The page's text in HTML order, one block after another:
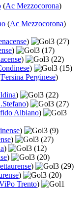
(Ac Mezzocorona)
(Ac Mezzocorona)
) 3 (27)
) 3 (17)
) 3 (22)
) 3 (15)
Fersina Perginese)
) 3 (22)
) 3 (27)
Albiano)
3
) 3 (9)
) 3 (27)
) 3 (12)
) 3 (20)
) 3 (29)
) 3 (20)
Trento)
1